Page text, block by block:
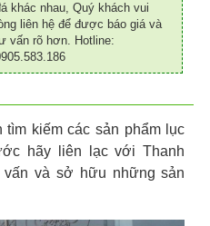
khác nhau, Quý khách vui
liên hệ để được báo giá và
vấn rõ hơn. Hotline:
tìm kiếm các sản phẩm lục
hãy liên lạc với Thanh
và sở hữu những sản